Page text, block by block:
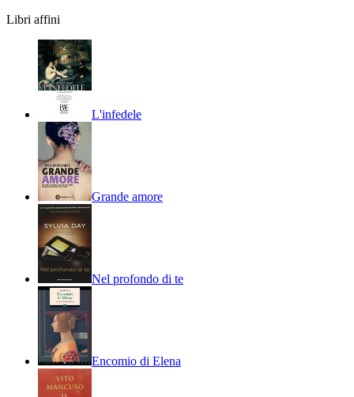
Libri affini
L'infedele
Grande amore
Nel profondo di te
Encomio di Elena